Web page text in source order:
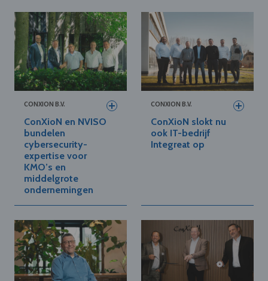
CONXION B.V.
ConXioN en NVISO
bundelen
cybersecurity-
expertise voor
KMO’s en
middelgrote
ondernemingen
CONXION B.V.
ConXioN slokt nu
ook IT-bedrijf
Integreat op